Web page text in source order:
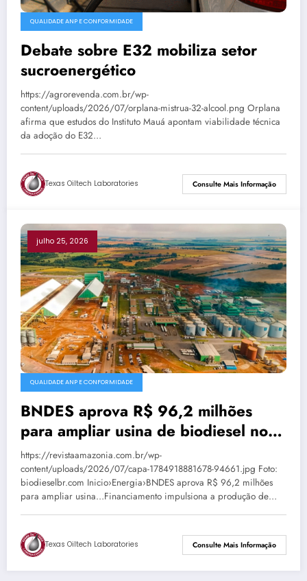
QUALIDADE ANP E CONFORMIDADE
Debate sobre E32 mobiliza setor
sucroenergético
https://agrorevenda.com.br/wp-
content/uploads/2026/07/orplana-mistrua-32-alcool.png Orplana
afirma que estudos do Instituto Mauá apontam viabilidade técnica
da adoção do E32…
Texas Oiltech Laboratories Consulte Mais Informação
julho 25, 2026
QUALIDADE ANP E CONFORMIDADE
BNDES aprova R$ 96,2 milhões
para ampliar usina de biodiesel no
PR
https://revistaamazonia.com.br/wp-
content/uploads/2026/07/capa-1784918881678-94661.jpg Foto:
biodieselbr.com Inicio›Energia›BNDES aprova R$ 96,2 milhões
para ampliar usina…Financiamento impulsiona a produção de…
Texas Oiltech Laboratories Consulte Mais Informação